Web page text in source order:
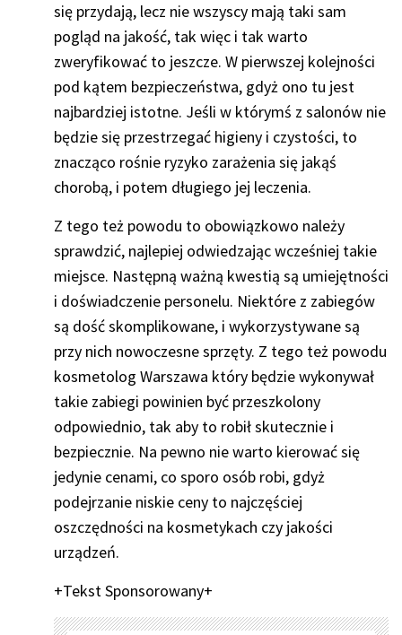
się przydają, lecz nie wszyscy mają taki sam
pogląd na jakość, tak więc i tak warto
zweryfikować to jeszcze. W pierwszej kolejności
pod kątem bezpieczeństwa, gdyż ono tu jest
najbardziej istotne. Jeśli w którymś z salonów nie
będzie się przestrzegać higieny i czystości, to
znacząco rośnie ryzyko zarażenia się jakąś
chorobą, i potem długiego jej leczenia.
Z tego też powodu to obowiązkowo należy
sprawdzić, najlepiej odwiedzając wcześniej takie
miejsce. Następną ważną kwestią są umiejętności
i doświadczenie personelu. Niektóre z zabiegów
są dość skomplikowane, i wykorzystywane są
przy nich nowoczesne sprzęty. Z tego też powodu
kosmetolog Warszawa który będzie wykonywał
takie zabiegi powinien być przeszkolony
odpowiednio, tak aby to robił skutecznie i
bezpiecznie. Na pewno nie warto kierować się
jedynie cenami, co sporo osób robi, gdyż
podejrzanie niskie ceny to najczęściej
oszczędności na kosmetykach czy jakości
urządzeń.
+Tekst Sponsorowany+